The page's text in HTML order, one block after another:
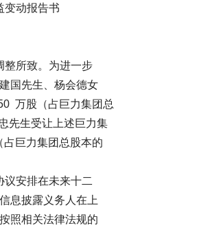
报告书
所致。为进一步
国先生、杨会德女
万股（占巨力集团总
先生受让上述巨力集
巨力集团总股本的
安排在未来十二
息披露义务人在上
照相关法律法规的